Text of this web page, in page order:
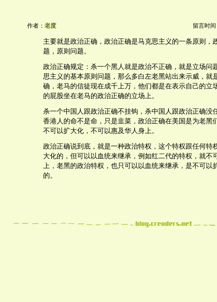
作者： 老度 留言时间
主要就是政治正确，政治正确是马克思主义的一条原则，
题，原则问题。
政治正确规定：杀一个黑人就是政治不正确，就是立场问
思主义的基本原则问题，那么多白左老黑站出来示威，就
确，老马的信徒现在成千上万，他们都是在表示自己的立
的屁股坐在老马的政治正确的立场上。
杀一个中国人跟政治正确不挂钩，杀中国人跟政治正确没
香港人的命不是命，只是韭菜，政治正确在美国是为老黑
不可以扩大化，不可以惠及华人身上。
政治正确说到底，就是一种政治特权，这个特权跟任何特
大化的，但可以以血统来继承，例如红二代的特权，就不
上，老黑的政治特权，也只可以以血统来继承，是不可以
的。